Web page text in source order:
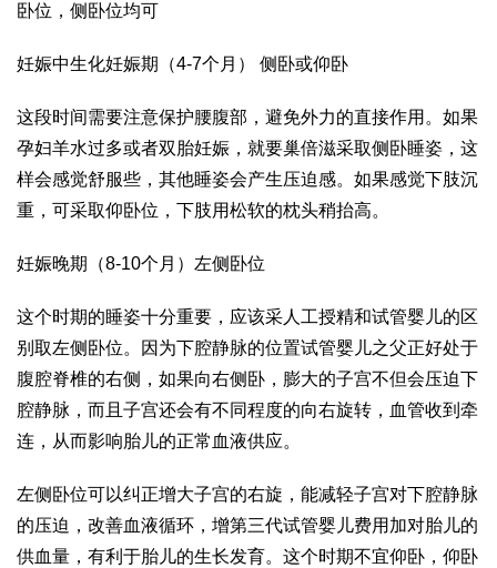
卧位，侧卧位均可
妊娠中生化妊娠期（4-7个月） 侧卧或仰卧
这段时间需要注意保护腰腹部，避免外力的直接作用。如果
孕妇羊水过多或者双胎妊娠，就要巢倍滋采取侧卧睡姿，这
样会感觉舒服些，其他睡姿会产生压迫感。如果感觉下肢沉
重，可采取仰卧位，下肢用松软的枕头稍抬高。
妊娠晚期（8-10个月）左侧卧位
这个时期的睡姿十分重要，应该采人工授精和试管婴儿的区
别 取左侧卧位。因为下腔静脉的位置试管婴儿之父正好处于
腹腔脊椎的右侧，如果向右侧卧，膨大的子宫不但会压迫下
腔静脉，而且子宫还会有不同程度的向右旋转，血管收到牵
连，从而影响胎儿的正常血液供应。
左侧卧位可以纠正增大子宫的右旋，能减轻子宫对下腔静脉
的压迫，改善血液循环，增第三代试管婴儿费用 加对胎儿的
供血量，有利于胎儿的生长发育。这个时期不宜仰卧，仰卧